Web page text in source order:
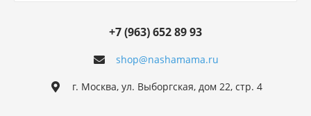
shop@nashamama.ru
+7 (963) 652 89 93
г. Москва, ул. Выборгская, дом 22, стр. 4